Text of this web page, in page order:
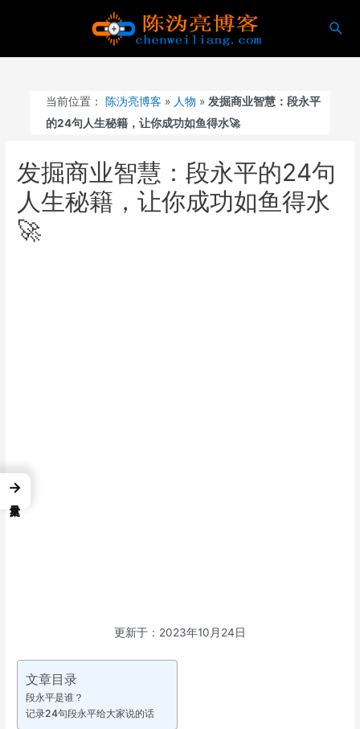
搜
当前位置： 陈沩亮博客 » 人物 »发掘商业智慧：段永平
的24句人生秘籍，让你成功如鱼得水🚀
发掘商业智慧：段永平的24句
人生秘籍，让你成功如鱼得水
🚀
更新于：2023年10月24日
文章目录
段永平是谁？
记录24句段永平给大家说的话
→